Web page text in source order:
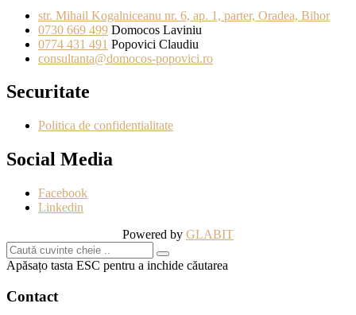
str. Mihail Kogalniceanu nr. 6, ap. 1, parter, Oradea, Bihor
0730 669 499 Domocos Laviniu
0774 431 491 Popovici Claudiu
consultanta@domocos-popovici.ro
Securitate
Politica de confidentialitate
Social Media
Facebook
Linkedin
Powered by GLABIT
Apăsațo tasta ESC pentru a inchide căutarea
Contact